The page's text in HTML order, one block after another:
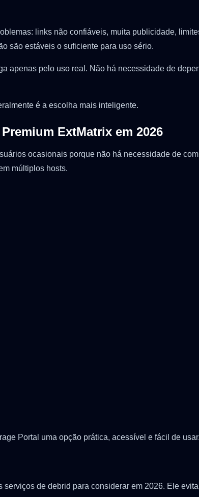
links não confiáveis, muita publicidade,
são estáveis o suficiente para uso sério.
apenas pelo uso real. Não há necessidade de
é a escolha mais inteligente.
ExtMatrix em 2026
ocasionais porque não há necessidade de
múltiplos hosts.
Portal uma opção prática, acessível e fácil de usar.
serviços de debrid para considerar em 2026. Ele